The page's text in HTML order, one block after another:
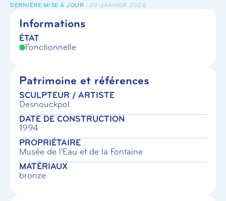
29 JANVIER 2026
Informations
ÉTAT
Fonctionnelle
Patrimoine et références
SCULPTEUR / ARTISTE
Desnouckpol
DATE DE CONSTRUCTION
1994
PROPRIÉTAIRE
Musée de l'Eau et de la Fontaine
MATÉRIAUX
bronze